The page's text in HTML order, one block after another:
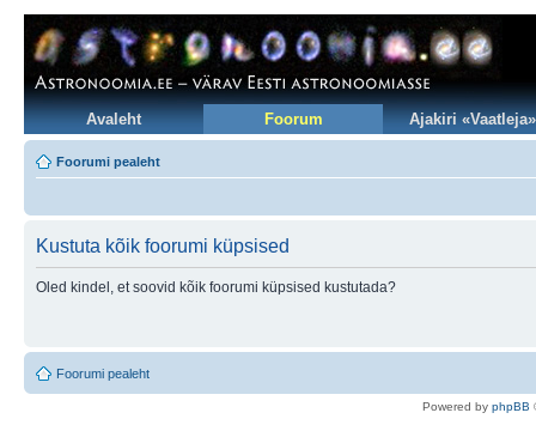
Avaleht Foorum Ajakiri «Vaatleja»
Foorumi pealeht
Kustuta kõik foorumi küpsised
Oled kindel, et soovid kõik foorumi küpsised kustutada?
Foorumi pealeht
Powered by phpBB